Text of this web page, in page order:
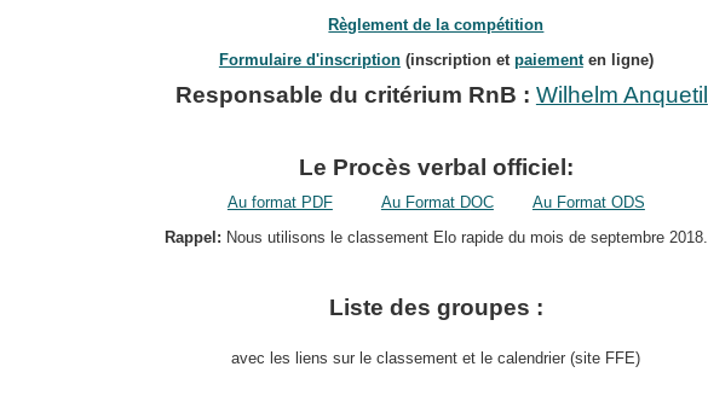
Règlement de la compétition
Formulaire d'inscription(inscription et paiementen ligne)
Responsable du critérium RnB : Wilhelm Anquetil
Le Procès verbal officiel:
Au format PDF Au Format DOC
Au Format ODS
Rappel: Nous utilisons le classement Elo rapide du mois de septembre 2018.
Liste des groupes :
avec les liens sur le classement et le calendrier (site FFE)